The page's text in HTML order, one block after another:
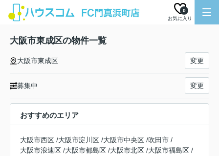
お気に入り
0
大阪市東成区の物件一覧
大阪市東成区 変更
募集中 変更
おすすめのエリア
大阪市西区 /大阪市淀川区 /大阪市中央区 /吹田市 /
大阪市浪速区 /大阪市都島区 /大阪市北区 /大阪市福島区 /